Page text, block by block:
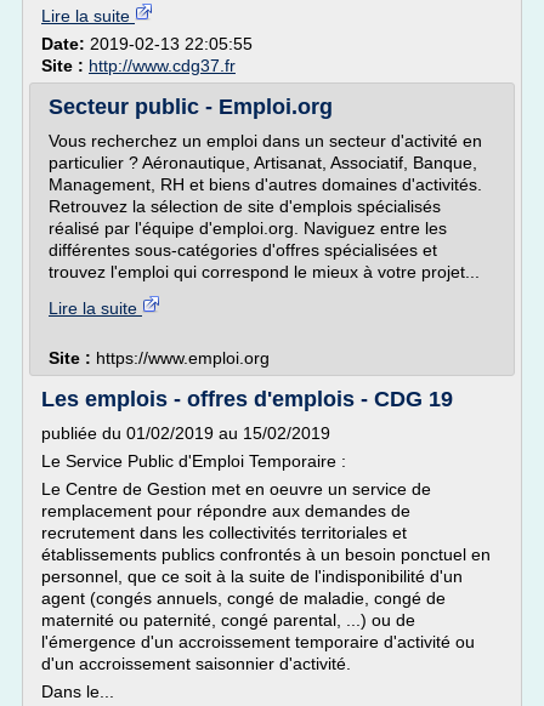
Lire la suite
Date: 2019-02-13 22:05:55
Site : http://www.cdg37.fr
Secteur public - Emploi.org
Vous recherchez un emploi dans un secteur d'activité en
particulier ? Aéronautique, Artisanat, Associatif, Banque,
Management, RH et biens d'autres domaines d'activités.
Retrouvez la sélection de site d'emplois spécialisés
réalisé par l'équipe d'emploi.org. Naviguez entre les
différentes sous-catégories d'offres spécialisées et
trouvez l'emploi qui correspond le mieux à votre projet...
Lire la suite
Site : https://www.emploi.org
Les emplois - offres d'emplois - CDG 19
publiée du 01/02/2019 au 15/02/2019
Le Service Public d'Emploi Temporaire :
Le Centre de Gestion met en oeuvre un service de
remplacement pour répondre aux demandes de
recrutement dans les collectivités territoriales et
établissements publics confrontés à un besoin ponctuel en
personnel, que ce soit à la suite de l'indisponibilité d'un
agent (congés annuels, congé de maladie, congé de
maternité ou paternité, congé parental, ...) ou de
l'émergence d'un accroissement temporaire d'activité ou
d'un accroissement saisonnier d'activité.
Dans le...